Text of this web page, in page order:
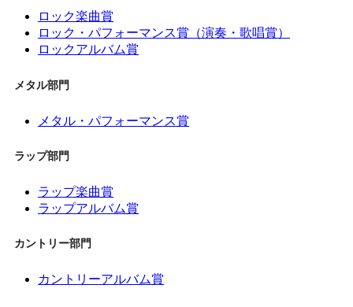
ロック楽曲賞
ロック・パフォーマンス賞（演奏・歌唱賞）
ロックアルバム賞
メタル部門
メタル・パフォーマンス賞
ラップ部門
ラップ楽曲賞
ラップアルバム賞
カントリー部門
カントリーアルバム賞